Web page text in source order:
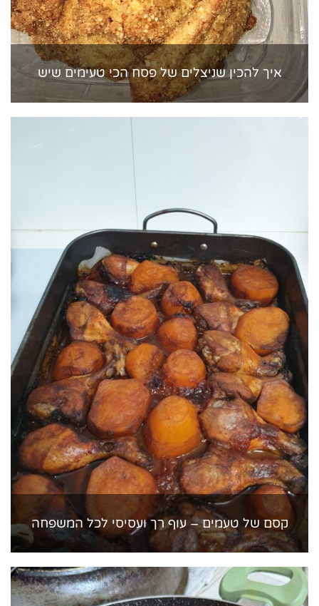
איך להכין שניצלים של פסח הכי טעימים שיש
קסם של טעמים – עוף רך ועסיסי לכל המשפחה